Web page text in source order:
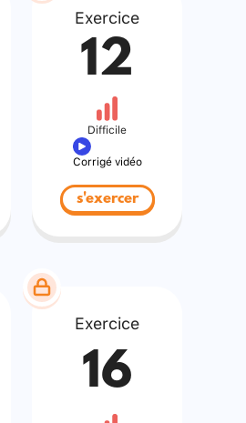
Exercice
12
Difficile
Corrigé vidéo
s'exercer
Exercice
16